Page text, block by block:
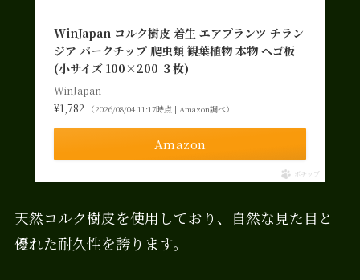
WinJapan コルク樹皮 着生 エアプランツ チラン
ジア バークチップ 爬虫類 観葉植物 本物 ヘゴ板
(小サイズ 100×200 ３枚)
WinJapan
¥1,782
（2026/08/04 11:17時点 | Amazon調べ）
Amazon
ポチップ
天然コルク樹皮を使用しており、自然な見た目と
優れた耐久性を誇ります。